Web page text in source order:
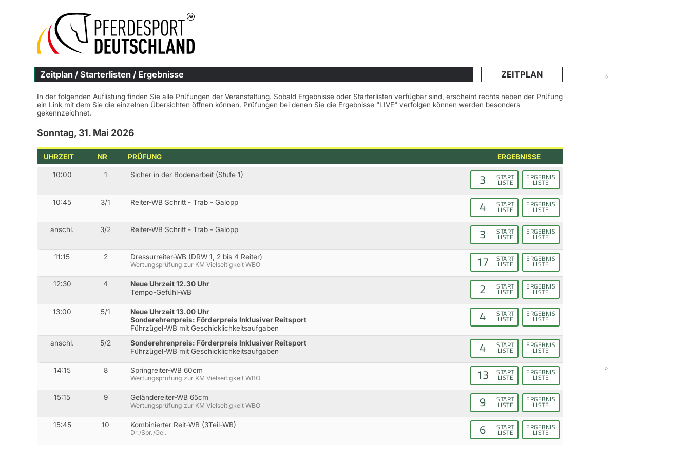
Zeitplan / Starterlisten / Ergebnisse ZEITPLAN
In der folgenden Auflistung finden Sie alle Prüfungen der Veranstaltung. Sobald Ergebnisse oder Starterlisten verfügbar sind, erscheint rechts neben der Prüfung
ein Link mit dem Sie die einzelnen Übersichten öffnen können. Prüfungen bei denen Sie die Ergebnisse "LIVE" verfolgen können werden besonders
gekennzeichnet.
Sonntag, 31. Mai 2026
UHRZEIT NR PRÜFUNG ERGEBNISSE
10:00 1 Sicher in der Bodenarbeit (Stufe 1) 3 START
LISTE
ERGEBNIS
LISTE
10:45 3/1 Reiter-WB Schritt - Trab - Galopp 4 START
LISTE
ERGEBNIS
LISTE
anschl. 3/2 Reiter-WB Schritt - Trab - Galopp 3 START
LISTE
ERGEBNIS
LISTE
11:15 2 Dressurreiter-WB (DRW 1, 2 bis 4 Reiter)
Wertungsprüfung zur KM Vielseitigkeit WBO 17 START
LISTE
ERGEBNIS
LISTE
12:30 4
Neue Uhrzeit 12.30 Uhr
Tempo-Gefühl-WB
2 START
LISTE
ERGEBNIS
LISTE
13:00 5/1
Neue Uhrzeit 13.00 Uhr
Sonderehrenpreis: Förderpreis Inklusiver Reitsport
Führzügel-WB mit Geschicklichkeitsaufgaben
4 START
LISTE
ERGEBNIS
LISTE
anschl. 5/2
Sonderehrenpreis: Förderpreis Inklusiver Reitsport
Führzügel-WB mit Geschicklichkeitsaufgaben
4 START
LISTE
ERGEBNIS
LISTE
14:15 8 Springreiter-WB 60cm
Wertungsprüfung zur KM Vielseitigkeit WBO 13 START
LISTE
ERGEBNIS
LISTE
15:15 9 Geländereiter-WB 65cm
Wertungsprüfung zur KM Vielseitigkeit WBO 9 START
LISTE
ERGEBNIS
LISTE
15:45 10 Kombinierter Reit-WB (3Teil-WB)
Dr./Spr./Gel. 6 START
LISTE
ERGEBNIS
LISTE